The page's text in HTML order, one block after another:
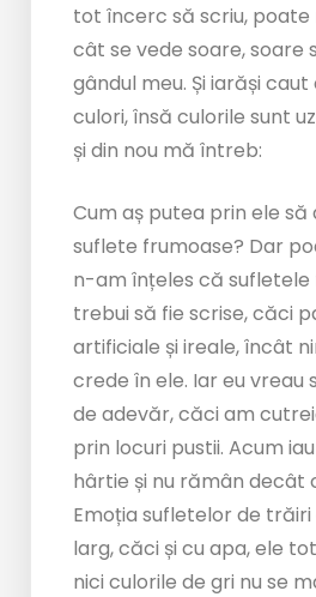
tot încerc să scriu,
cât se vede soare, soare
gândul meu. Și iarăși
culori, însă culorile sunt
și din nou mă întreb:
Cum aș putea prin ele să
suflete frumoase? Dar
n-am înțeles că sufletele
trebui să fie scrise, căci
artificiale și ireale, încât
crede în ele. Iar eu vreau
de adevăr, căci am
prin locuri pustii. Acum
hârtie și nu rămân decât
Emoția sufletelor de
larg, căci și cu apa, ele
nici culorile de gri nu se